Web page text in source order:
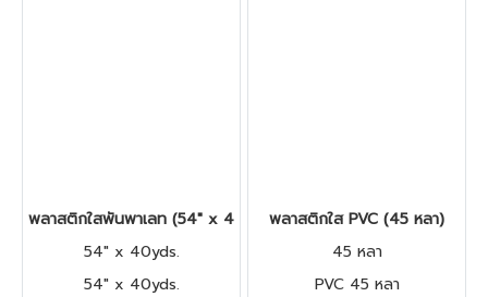
พลาสติกใสพันพาเลท (54" x 40yds.)
54" x 40yds.
54" x 40yds.
พลาสติกใส PVC (45 หลา)
45 หลา
PVC 45 หลา